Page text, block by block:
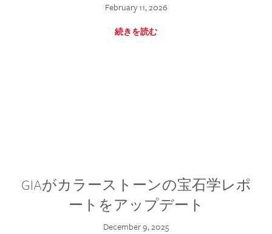
February 11, 2026
続きを読む
GIAがカラーストーンの宝石学レポ
ートをアップデート
December 9, 2025